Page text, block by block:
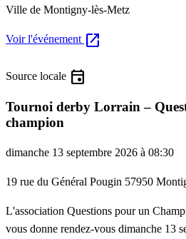
Ville de Montigny-lès-Metz
Voir l'événement open_in_new
Source locale event
Tournoi derby Lorrain –
champion
dimanche 13 septembre 2026 à 08:30
19 rue du Général Pougin 57950
L'association Questions pour un
vous donne rendez-vous dimanche 13